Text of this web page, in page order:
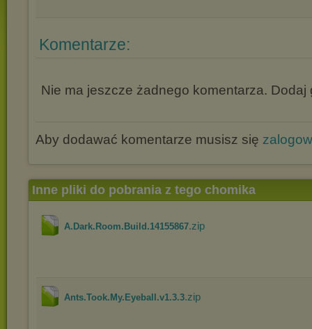
Komentarze:
Nie ma jeszcze żadnego komentarza. Dodaj
Aby dodawać komentarze musisz się
Inne pliki do pobrania z tego chomika
A.Dark.Room.Build.14155867.zip
Ants.Took.My.Eyeball.v1.3.3.zip